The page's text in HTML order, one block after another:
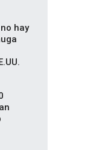
hay